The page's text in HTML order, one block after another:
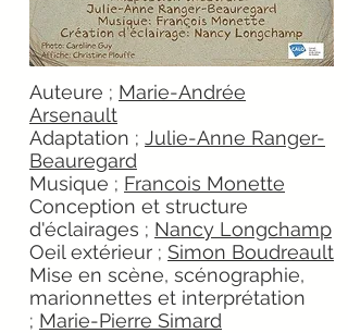
Auteure ; Marie-Andrée
Arsenault
Adaptation ; Julie-Anne Ranger-
Beauregard
Musique ; Francois Monette
Conception et structure
d'éclairages ; Nancy Longchamp
Oeil extérieur ; Simon Boudreault
Mise en scène, scénographie,
marionnettes et interprétation
; Marie-Pierre Simard